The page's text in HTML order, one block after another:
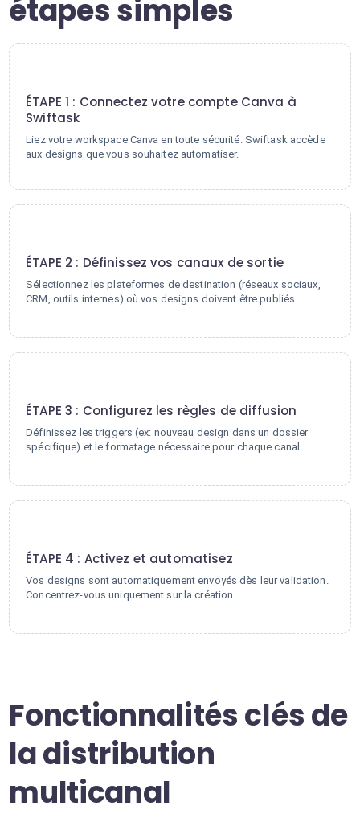
étapes simples
ÉTAPE 1 : Connectez votre compte Canva à
Swiftask
Liez votre workspace Canva en toute sécurité. Swiftask accède
aux designs que vous souhaitez automatiser.
ÉTAPE 2 : Définissez vos canaux de sortie
Sélectionnez les plateformes de destination (réseaux sociaux,
CRM, outils internes) où vos designs doivent être publiés.
ÉTAPE 3 : Configurez les règles de diffusion
Définissez les triggers (ex: nouveau design dans un dossier
spécifique) et le formatage nécessaire pour chaque canal.
ÉTAPE 4 : Activez et automatisez
Vos designs sont automatiquement envoyés dès leur validation.
Concentrez-vous uniquement sur la création.
Fonctionnalités clés de
la distribution
multicanal